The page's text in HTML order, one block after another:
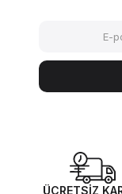
ÜCRETSİZ